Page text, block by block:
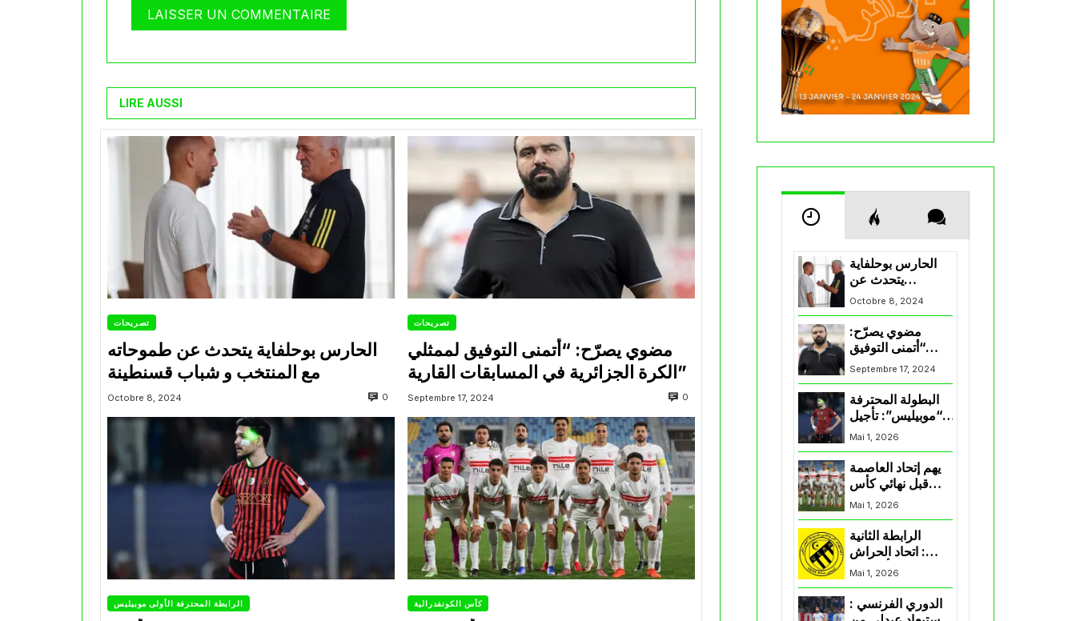
LIRE AUSSI
تصريحات
الحارس بوحلفاية يتحدث عن طموحاته
مع المنتخب و شباب قسنطينة
Octobre 8, 2024 0
تصريحات
مضوي يصرّح: “أتمنى التوفيق لممثلي
الكرة الجزائرية في المسابقات القارية”
Septembre 17, 2024 0
الرابطة المحترفة الأولى موبيليس كأس الكونفدرالية
الحارس بوحلفاية
يتحدث عن
طموحاته مع
المنتخب و شباب
قسنطينة
Octobre 8, 2024
مضوي يصرّح:
“أتمنى التوفيق
لممثلي الكرة
الجزائرية في
Septembre 17, 2024
البطولة المحترفة
“موبيليس”: تأجيل
مباراة إتحاد
العاصمة وأتلتيك
بارادو
Mai 1, 2026
يهم إتحاد العاصمة
قبل نهائي كأس
اكاف : الزمالك
يسقط بثلاثية أمام
Mai 1, 2026
الرابطة الثانية
: اتحاد الحراش
يحسم التأهل إلى
“البلاي أوف”
Mai 1, 2026
الدوري الفرنسي :